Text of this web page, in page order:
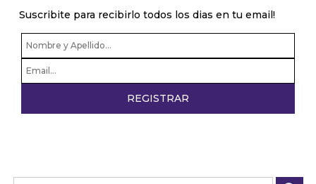
Suscribite para recibirlo todos los dias en tu email!